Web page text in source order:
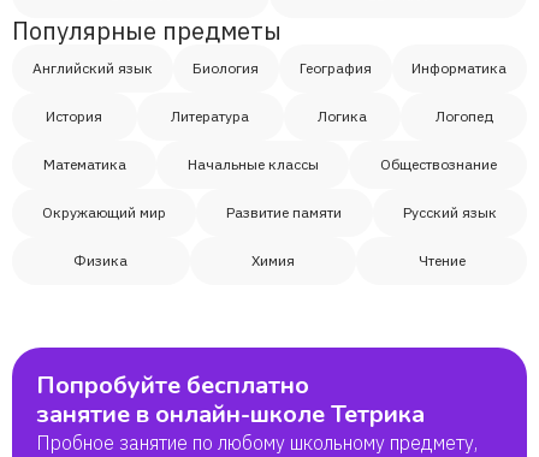
Популярные предметы
Английский язык Биология География Информатика
История Литература Логика Логопед
Математика Начальные классы Обществознание
Окружающий мир Развитие памяти Русский язык
Физика Химия Чтение
Попробуйте бесплатно
занятие в онлайн-школе Тетрика
Пробное занятие по любому школьному предмету,